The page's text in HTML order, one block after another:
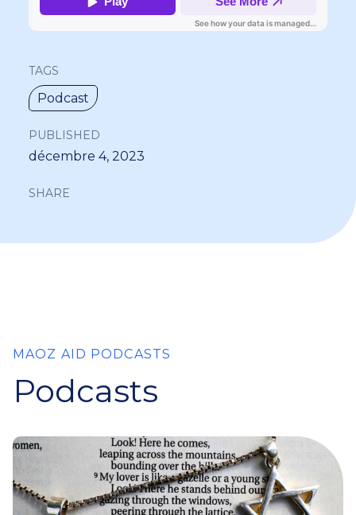
TAGS
Podcast
PUBLISHED
décembre 4, 2023
SHARE
MAOZ AID PODCASTS
Podcasts